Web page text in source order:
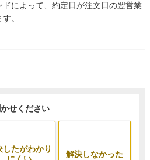
によって、約定日が注文日の翌営業
。
せください
したがわかり
解決しなかった